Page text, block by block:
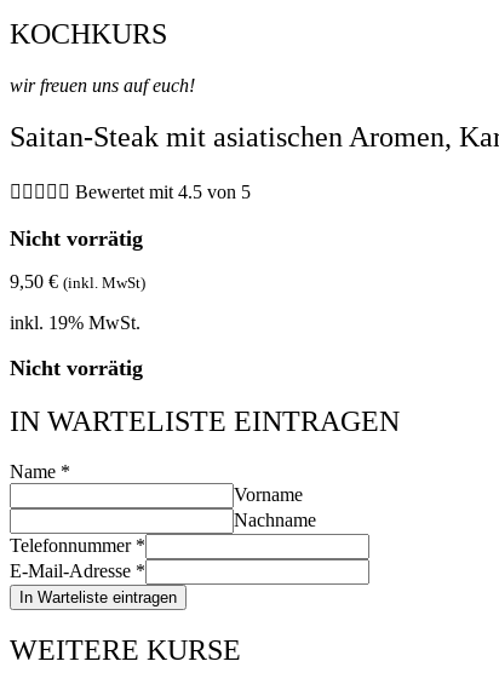
KOCHKURS
wir freuen uns auf euch!
Saitan-Steak mit asiatischen Aromen,
     Bewertet mit 4.5 von 5
Nicht vorrätig
9,50 € (inkl. MwSt)
inkl. 19% MwSt.
Nicht vorrätig
IN WARTELISTE EINTRAGEN
Name *
Vorname
Nachname
Telefonnummer *
E-Mail-Adresse *
In Warteliste eintragen
WEITERE KURSE